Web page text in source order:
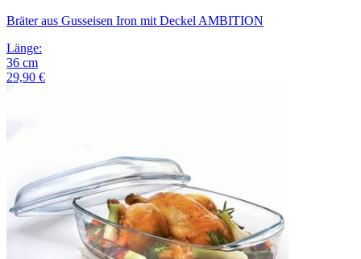
Bräter aus Gusseisen Iron mit Deckel AMBITION
Länge:
36 cm
29,90 €